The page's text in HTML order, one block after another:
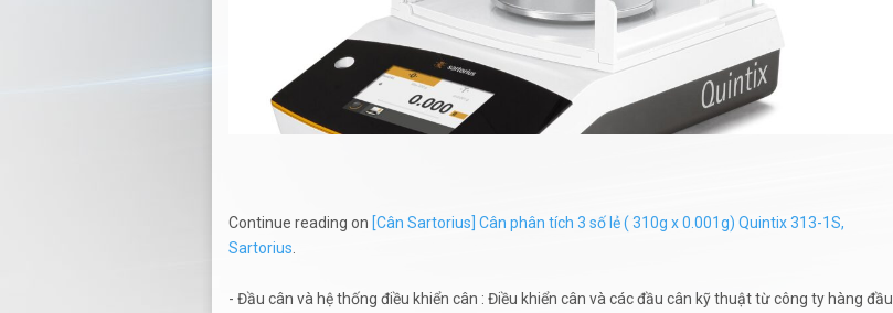
Continue reading on [Cân Sartorius] Cân phân tích 3 số lẻ ( 310g x 0.001g) Quintix 313-1S,
Sartorius
- Đầu cân và hệ thống điều khiển cân : Điều khiển cân và các đầu cân kỹ thuật từ công ty hàng đầu